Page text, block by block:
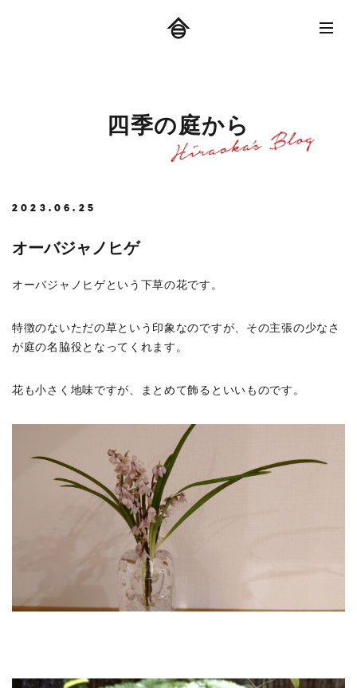
四季の庭から
2023.06.25
オーバジャノヒゲ
オーバジャノヒゲという下草の花です。
特徴のないただの草という印象なのですが、その主張の少なさ
が庭の名脇役となってくれます。
花も小さく地味ですが、まとめて飾るといいものです。